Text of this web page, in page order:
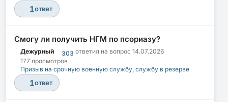
1ответ
Смогу ли получить НГМ по псориазу?
Дежурный 303 ответил на вопрос 14.07.2026
177 просмотров
Призыв на срочную военную службу, службу в резерве
1ответ